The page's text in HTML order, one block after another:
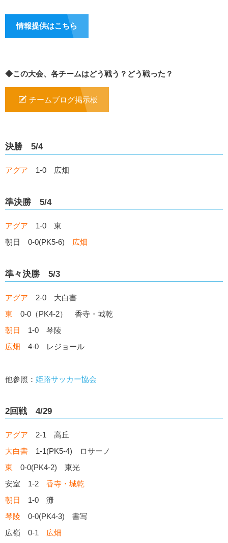
情報提供はこちら
◆この大会、各チームはどう戦う？どう戦った？
チームブログ掲示板
決勝 5/4
アグア 1-0 広畑
準決勝 5/4
アグア 1-0 東
朝日 0-0(PK5-6) 広畑
準々決勝 5/3
アグア 2-0 大白書
東 0-0（PK4-2） 香寺・城乾
朝日
1-0 琴陵
広畑 4-0 レジョール
他参照： 姫路サッカー協会
2回戦 4/29
アグア 2-1 高丘
大白書 1-1(PK5-4) ロサーノ
東 0-0(PK4-2) 東光
安室 1-2 香寺・城乾
朝日
1-0 灘
琴陵 0-0(PK4-3) 書写
広嶺 0-1 広畑